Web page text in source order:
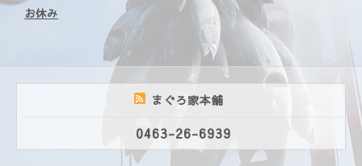
お休み
まぐろ家本舗
0463-26-6939